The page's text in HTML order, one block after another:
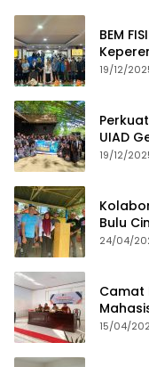
BEM
dan
19/12/
UIAD
19/12/
Bulu
24/04/
Camat
15/04/